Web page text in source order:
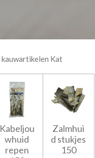
kauwartikelen Kat
Kabeljou
whuid
repen
Zalmhui
d stukjes
150